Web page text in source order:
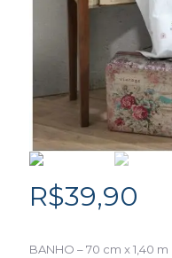
R$39,90
BANHO – 70 cm x 1,40 m